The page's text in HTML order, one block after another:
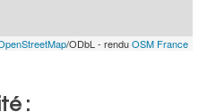
/ODbL - renduOSM France
: